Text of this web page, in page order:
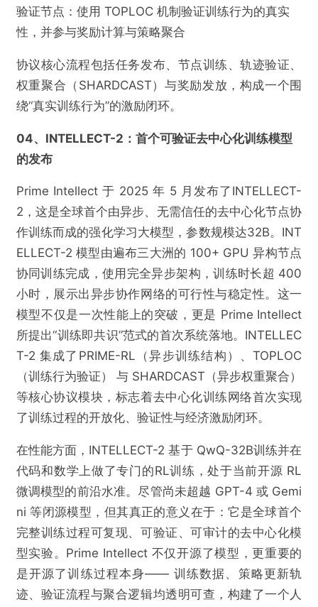
不实信息 违法犯罪
提交
验证节点：使用 TOPLOC 机制验证训练行为的真实
性，并参与奖励计算与策略聚合
协议核心流程包括任务发布、节点训练、轨迹验证、
权重聚合（SHARDCAST）与奖励发放，构成一个围
绕“真实训练行为”的激励闭环。
04、INTELLECT-2：首个可验证去中心化训练模型
的发布
Prime Intellect 于 2025 年 5 月发布了INTELLECT-
2，这是全球首个由异步、无需信任的去中心化节点协
作训练而成的强化学习大模型，参数规模达32B。INT
ELLECT-2 模型由遍布三大洲的 100+ GPU 异构节点
协同训练完成，使用完全异步架构，训练时长超 400
小时，展示出异步协作网络的可行性与稳定性。这一
模型不仅是一次性能上的突破，更是 Prime Intellect
所提出“训练即共识”范式的首次系统落地。INTELLEC
T-2 集成了PRIME-RL（异步训练结构）、TOPLOC
（训练行为验证） 与 SHARDCAST（异步权重聚合）
等核心协议模块，标志着去中心化训练网络首次实现
了训练过程的开放化、验证性与经济激励闭环。
在性能方面，INTELLECT-2 基于 QwQ-32B训练并在
代码和数学上做了专门的RL训练，处于当前开源 RL
微调模型的前沿水准。尽管尚未超越 GPT-4 或 Gemi
ni 等闭源模型，但其真正的意义在于：它是全球首个
完整训练过程可复现、可验证、可审计的去中心化模
型实验。Prime Intellect 不仅开源了模型，更重要的
是开源了训练过程本身—— 训练数据、策略更新轨
迹、验证流程与聚合逻辑均透明可查，构建了一个人